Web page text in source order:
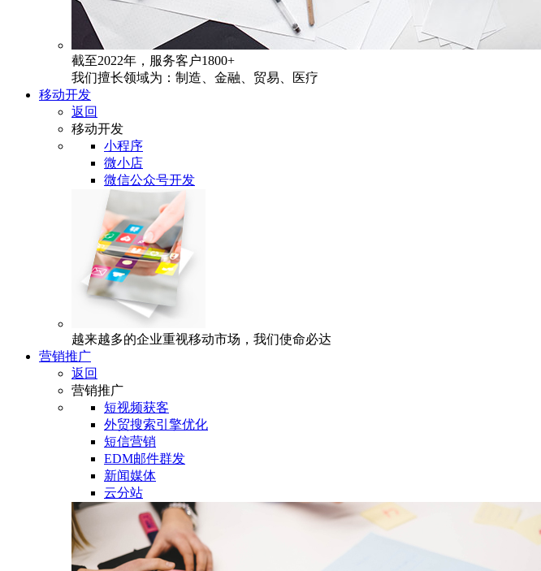
截至2022年，服务客户1800+
我们擅长领域为：制造、金融、贸易、医疗
移动开发
返回
移动开发
小程序
微小店
微信公众号开发
越来越多的企业重视移动市场，我们使命必达
营销推广
返回
营销推广
短视频获客
外贸搜索引擎优化
短信营销
EDM邮件群发
新闻媒体
云分站